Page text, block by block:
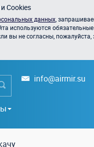
Cookies
данных ,
используются
не согласны, пожалуйста,
info@airmir.su